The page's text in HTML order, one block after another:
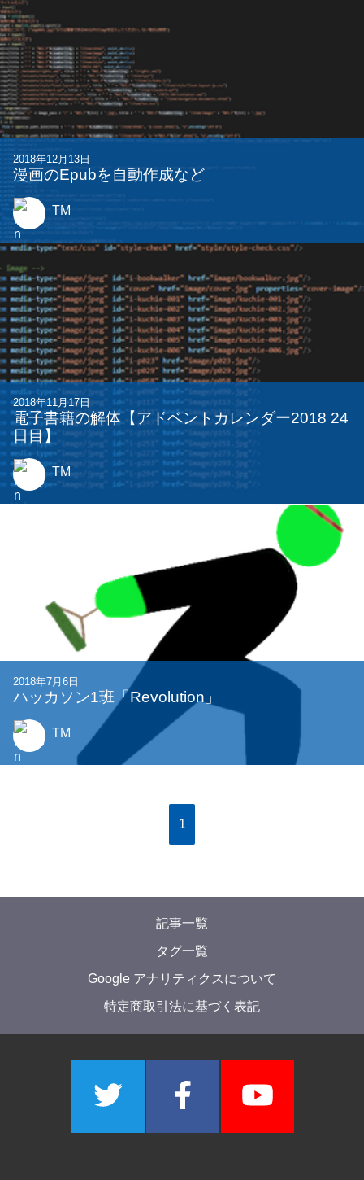
2018年12月13日
漫画のEpubを自動作成など
TM
2018年11月17日
電子書籍の解体【アドベントカレンダー2018 24
日目】
TM
2018年7月6日
ハッカソン1班「Revolution」
TM
1
記事一覧
タグ一覧
Google アナリティクスについて
特定商取引法に基づく表記